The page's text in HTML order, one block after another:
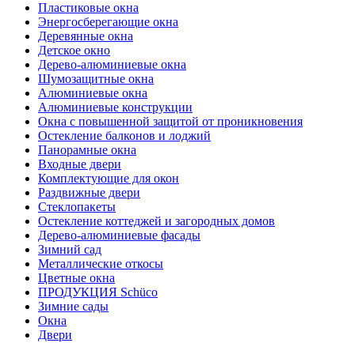
Плаcтиковые окна
Энергосберегающие окна
Деревянные окна
Детское окно
Дерево-алюминиевые окна
Шумозащитные окна
Алюминиевые окна
Алюминиевые конструкции
Окна с повышенной защитой от проникновения
Остекление балконов и лоджий
Панорамные окна
Входные двери
Комплектующие для окон
Раздвижные двери
Стеклопакеты
Остекление коттеджей и загородных домов
Дерево-алюминиевые фасады
Зимний сад
Металлические откосы
Цветные окна
ПРОДУКЦИЯ Schüco
Зимние сады
Окна
Двери